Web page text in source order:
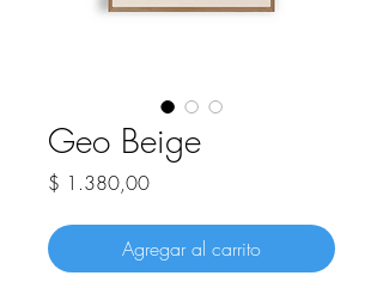
Geo Beige
$ 1.380,00Precio
Agregar al carrito